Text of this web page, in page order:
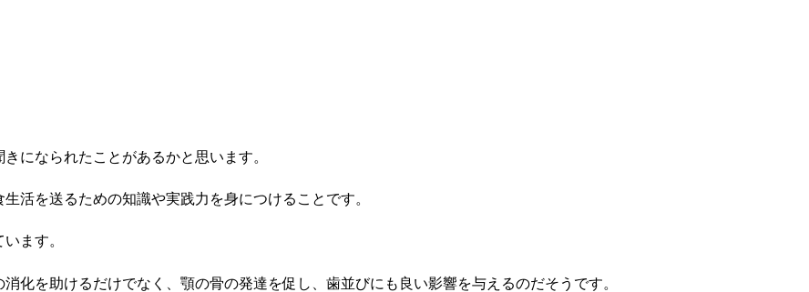
になられたことがあるかと思います。
活を送るための知識や実践力を身につけることです。
ます。
化を助けるだけでなく、顎の骨の発達を促し、歯並びにも良い影響を与えるのだそうです。